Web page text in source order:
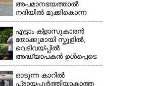
അപമാനഭയത്താൽ
നദിയിൽ മുക്കികൊന്ന
പിതാവ് അറസ്റ്റിൽ
എട്ടാം ക്ളാസുകാരൻ
തോക്കുമായി സ്കൂളിൽ,
വെടിവയ്പ്പിൽ
അദ്ധ്യാപകൻ ഉൾപ്പെടെ
രണ്ടുമരണം; 15 പേർക്ക്
പരിക്ക്
ഓടുന്ന കാറിൽ
പ്രായപൂർത്തിയാകാത്ത